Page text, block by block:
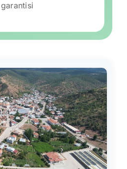
garantisi